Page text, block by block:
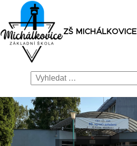
ZŠ MICHÁLKOVICE